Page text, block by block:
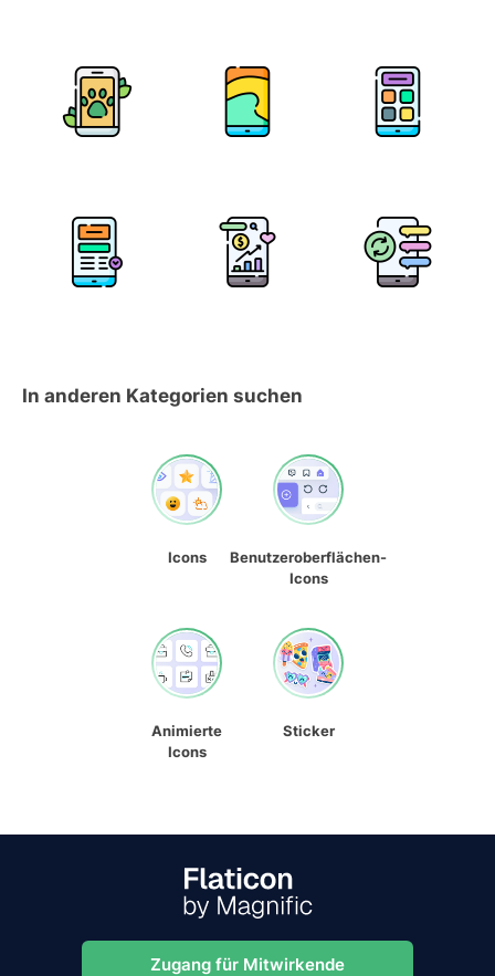
In anderen Kategorien suchen
Icons
Benutzeroberflächen-
Icons
Animierte
Icons
Sticker
Zugang für Mitwirkende